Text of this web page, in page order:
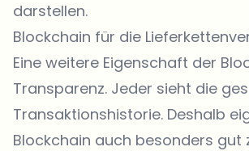
darstellen.
Blockchain für die
Eine weitere Eigenschaft der
Transparenz. Jeder sieht die
Transaktionshistorie. Deshalb
Blockchain auch besonders gut